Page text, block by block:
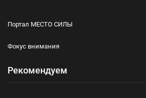
Портал МЕСТО СИЛЫ
Фокус внимания
Рекомендуем